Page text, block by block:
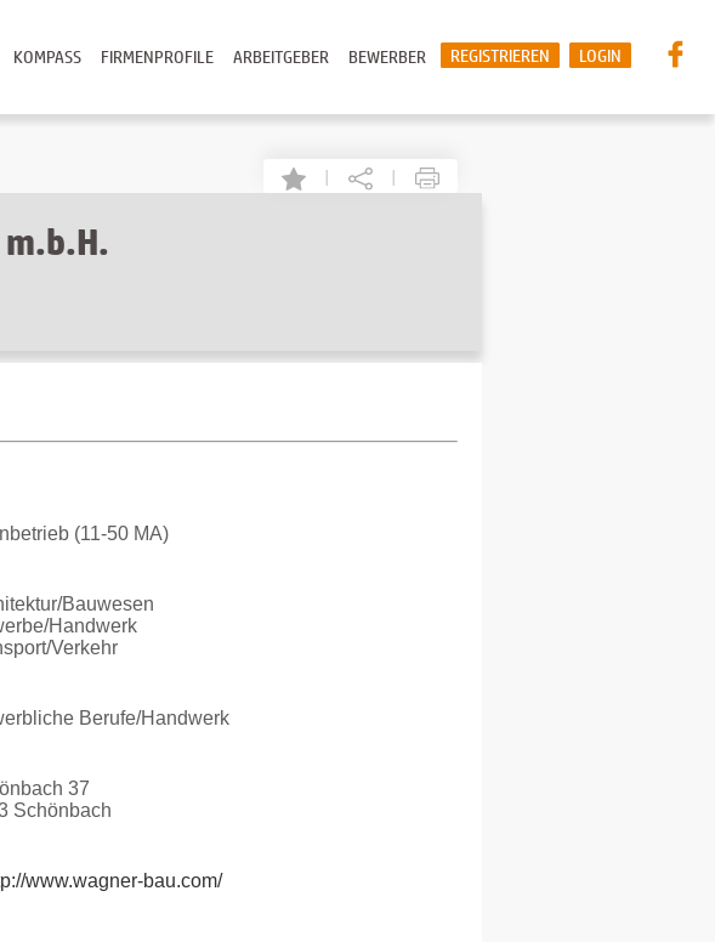
LOGIN
REGISTRIEREN
BEWERBER
ARBEITGEBER
FIRMENPROFILE
KOMPASS
| |
(11-50 MA)
Bauwesen
Handwerk
Verkehr
Berufe/Handwerk
37
Schönbach
www.wagner-bau.com/